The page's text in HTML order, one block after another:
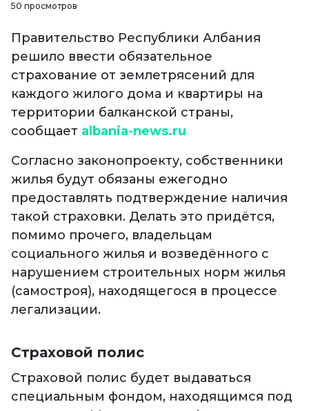
50 просмотров
Правительство Республики Албания
решило ввести обязательное
страхование от землетрясений для
каждого жилого дома и квартиры на
территории балканской страны,
сообщает albania-news.ru
Согласно законопроекту, собственники
жилья будут обязаны ежегодно
предоставлять подтверждение наличия
такой страховки. Делать это придётся,
помимо прочего, владельцам
социального жилья и возведённого с
нарушением строительных норм жилья
(самостроя), находящегося в процессе
легализации.
Страховой полис
Страховой полис будет выдаваться
специальным фондом, находящимся под